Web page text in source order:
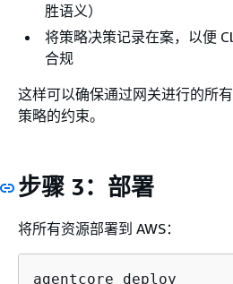
胜语义）
将策略决策记录在案，以便
合规
这样可以确保通过网关进行的所
策略的约束。
步骤 3：部署
将所有资源部署到 AWS：
agentcore deploy